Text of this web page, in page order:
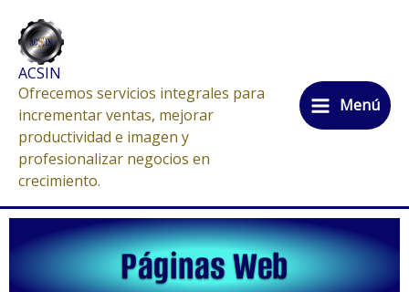
contenido
ACSIN
Ofrecemos servicios integrales para
incrementar ventas, mejorar
productividad e imagen y
profesionalizar negocios en
crecimiento.
Menú
Páginas Web